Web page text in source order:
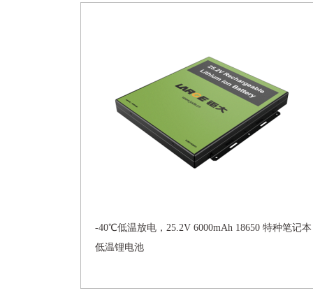
-40℃低温放电，25.2V 6000mAh 18650 特种笔记本
低温锂电池